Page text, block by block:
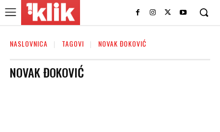
NASLOVNICA TAGOVI NOVAK ĐOKOVIĆ
NOVAK ĐOKOVIĆ